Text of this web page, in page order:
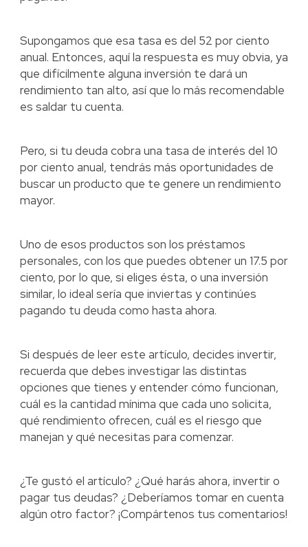
Supongamos que esa tasa es del 52 por ciento
anual. Entonces, aquí la respuesta es muy obvia, ya
que difícilmente alguna inversión te dará un
rendimiento tan alto, así que lo más recomendable
es saldar tu cuenta.
Pero, si tu deuda cobra una tasa de interés del 10
por ciento anual, tendrás más oportunidades de
buscar un producto que te genere un rendimiento
mayor.
Uno de esos productos son los préstamos
personales, con los que puedes obtener un 17.5 por
ciento, por lo que, si eliges ésta, o una inversión
similar, lo ideal sería que inviertas y continúes
pagando tu deuda como hasta ahora.
Si después de leer este artículo, decides invertir,
recuerda que debes investigar las distintas
opciones que tienes y entender cómo funcionan,
cuál es la cantidad mínima que cada uno solicita,
qué rendimiento ofrecen, cuál es el riesgo que
manejan y qué necesitas para comenzar.
¿Te gustó el artículo? ¿Qué harás ahora, invertir o
pagar tus deudas? ¿Deberíamos tomar en cuenta
algún otro factor? ¡Compártenos tus comentarios!